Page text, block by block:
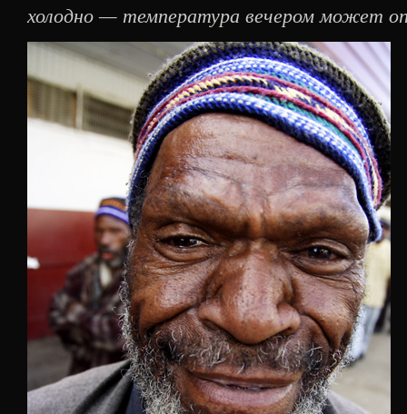
холодно — температура вечером может